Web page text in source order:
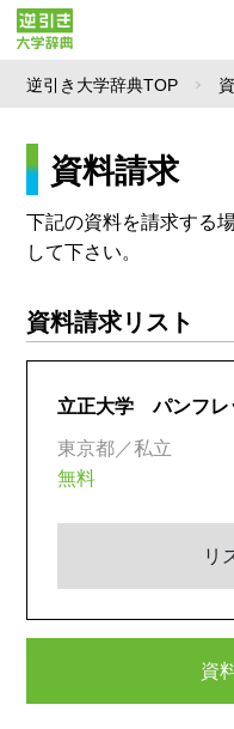
逆引き大学辞典TOP
資料請求
下記の資料を請求する
して下さい。
資料請求リスト
立正大学 パンフレ
東京都／私立
無料
リ
資